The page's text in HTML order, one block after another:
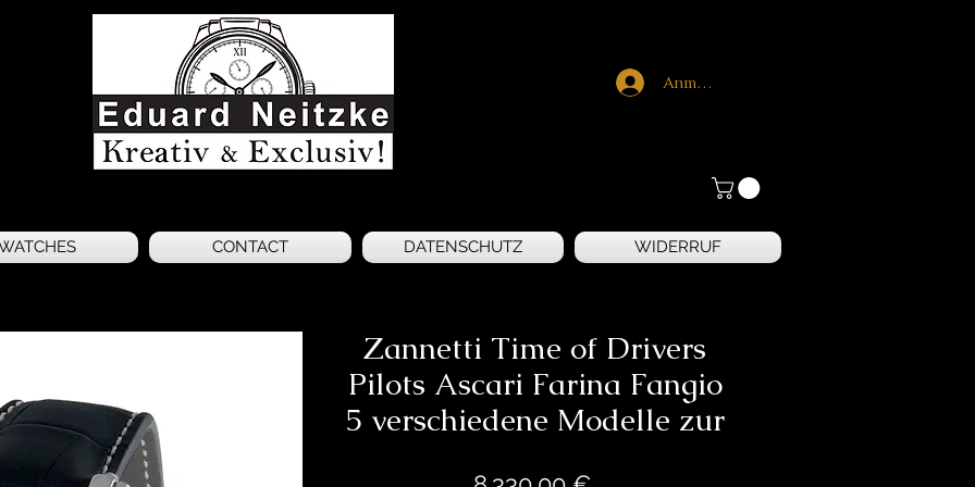
Anmelden
CONTACT DATENSCHUTZ WIDERRUF
Zannetti Time of Drivers
Pilots Ascari Farina Fangio
5 verschiedene Modelle zur